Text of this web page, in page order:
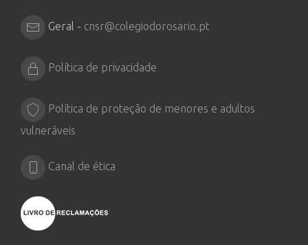
Geral - cnsr@colegiodorosario.pt
Política de privacidade
Política de proteção de menores e adultos
vulneráveis
Canal de ética